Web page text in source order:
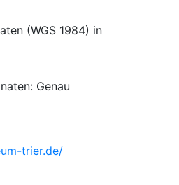
(WGS 1984) in
Genau
trier.de/